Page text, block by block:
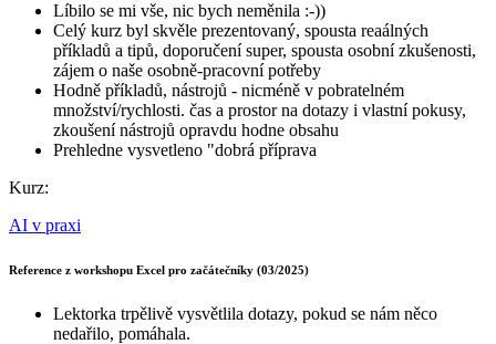
Líbilo se mi vše, nic bych neměnila :-))
Celý kurz byl skvěle prezentovaný, spousta reaálných
příkladů a tipů, doporučení super, spousta osobní zkušenosti,
zájem o naše osobně-pracovní potřeby
Hodně příkladů, nástrojů - nicméně v pobratelném
množství/rychlosti. čas a prostor na dotazy i vlastní pokusy,
zkoušení nástrojů opravdu hodne obsahu
Prehledne vysvetleno "dobrá příprava
Kurz:
AI v praxi
Reference z workshopu Excel pro začátečníky (03/2025)
Lektorka trpělivě vysvětlila dotazy, pokud se nám něco
nedařilo, pomáhala.